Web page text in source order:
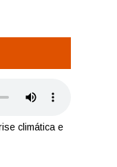
climática e